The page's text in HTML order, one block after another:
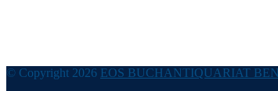
© Copyright 2026 EOS BUCHANTIQUARIAT